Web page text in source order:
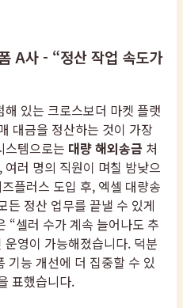
A사 - “정산 작업 속도가
있는 크로스보더 마켓 플랫
대금을 정산하는 것이 가장
스템으로는 대량 해외송금 처
러 명의 직원이 며칠 밤낮으
플러스 도입 후, 엑셀 대량송
든 정산 업무를 끝낼 수 있게
“셀러 수가 계속 늘어나도 추
영이 가능해졌습니다. 덕분
기능 개선에 더 집중할 수 있
표했습니다.